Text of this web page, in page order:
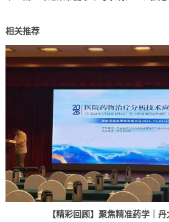
相关推荐
【精彩回顾】聚焦精准药学｜